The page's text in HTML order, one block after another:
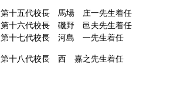
第十五代校長 馬場 庄一先生着任
第十六代校長 磯野 邑夫先生着任
第十七代校長 河島 一先生着任
第十八代校長 西 嘉之先生着任